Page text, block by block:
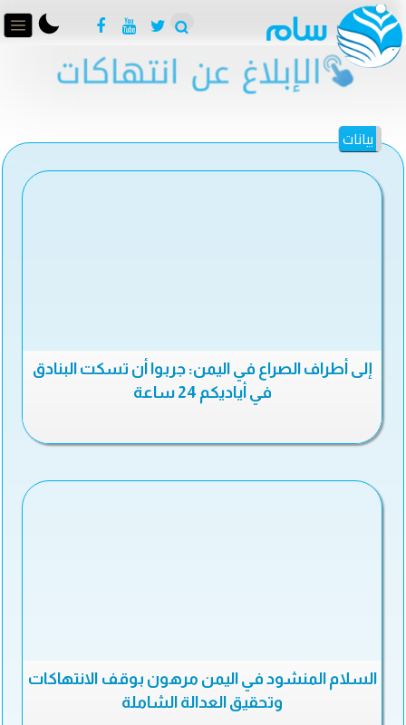
بيانات
إلى أطراف الصراع في اليمن: جربوا أن تسكت البنادق
في أياديكم 24 ساعة
السلام المنشود في اليمن مرهون بوقف الانتهاكات
وتحقيق العدالة الشاملة